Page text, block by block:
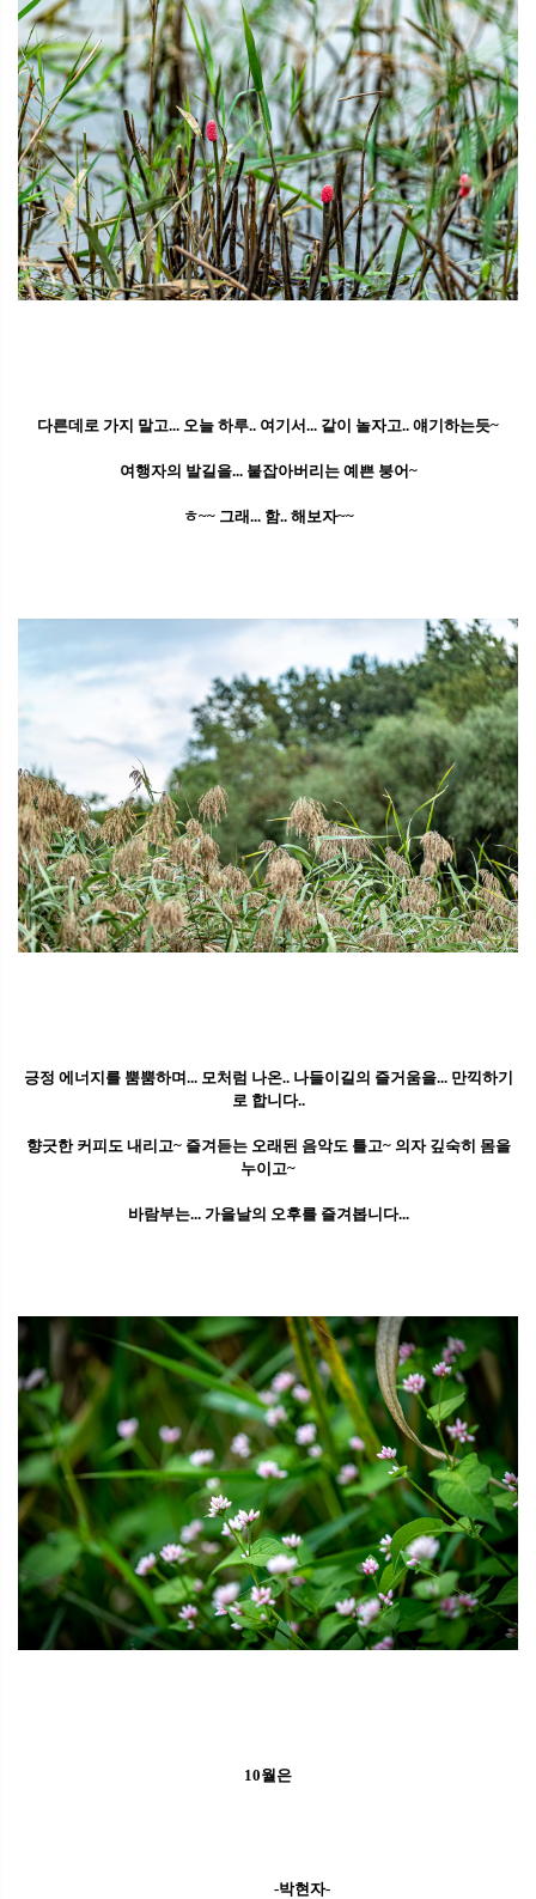
다른데로 가지 말고... 오늘 하루.. 여기서... 같이 놀자고.. 얘기하는듯~
여행자의 발길을... 붙잡아버리는 예쁜 붕어~
ㅎ~~ 그래... 함.. 해보자~~
긍정 에너지를 뿜뿜하며... 모처럼 나온.. 나들이길의 즐거움을... 만끽하기
로 합니다..
향긋한 커피도 내리고~ 즐겨듣는 오래된 음악도 틀고~ 의자 깊숙히 몸을
누이고~
바람부는... 가을날의 오후를 즐겨봅니다...
10월은
-박현자-